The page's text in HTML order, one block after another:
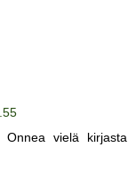
vielä kirjasta